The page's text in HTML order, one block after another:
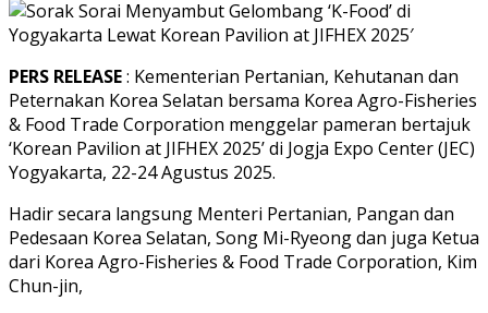
PERS RELEASE: Kementerian Pertanian, Kehutanan dan
Peternakan Korea Selatan bersama Korea Agro-Fisheries
& Food Trade Corporation menggelar pameran bertajuk
‘Korean Pavilion at JIFHEX 2025’ di Jogja Expo Center (JEC)
Yogyakarta, 22-24 Agustus 2025.
Hadir secara langsung Menteri Pertanian, Pangan dan
Pedesaan Korea Selatan, Song Mi-Ryeong dan juga Ketua
dari Korea Agro-Fisheries & Food Trade Corporation, Kim
Chun-jin,